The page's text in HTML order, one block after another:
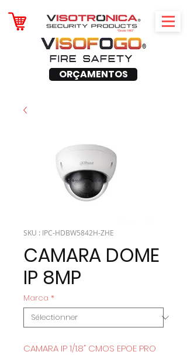
ORÇAMENTOS
SKU : IPC-HDBW5842H-ZHE
CAMARA DOME
IP 8MP
Marca *
CAMARA IP 1/1.8” CMOS EPOE PRO